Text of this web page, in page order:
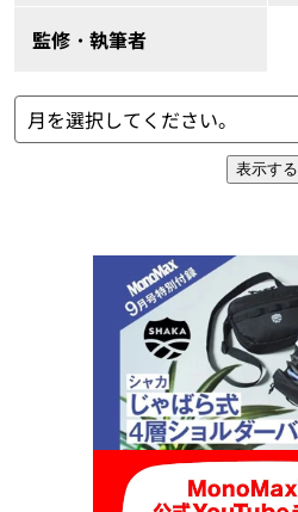
監修・執筆者
表示する